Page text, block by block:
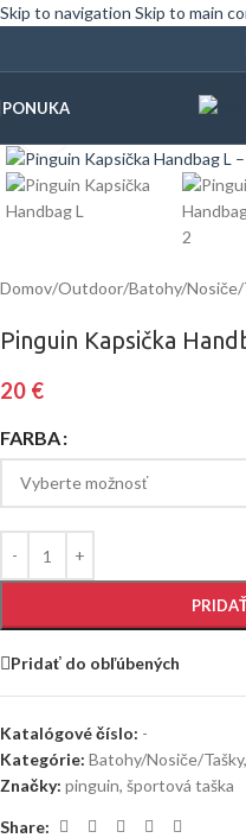
Skip to navigation Skip to main
PONUKA
Domov/Outdoor/Batohy/Nosiče/
Pinguin Kapsička
20 €
FARBA
Pridať do obľúbených
Katalógové číslo: -
Kategórie: Batohy/Nosiče/Tašky,
Značky: pinguin, športová taška
Share: